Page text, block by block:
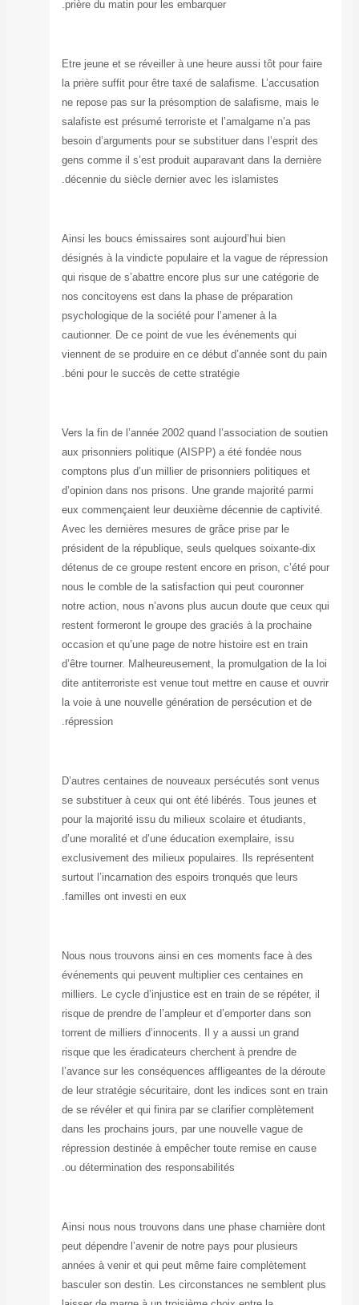
Etre jeune et se
la prière suffit
ne repose pas
salafiste est
besoin
gens comme il
Ainsi les boucs
désignés à la
qui risque de
nos concitoyens
cautionner. De
viennent de se
Vers la fin de
aux prisonniers
comptons plus
d’opinion dans
eux
Avec les
président de la
détenus de ce
nous le comble
notre action,
restent
occasion et
d’être tourner.
dite
la voie à une
D’autres
se substituer à
pour la majorité
d’une moralité
exclusivement
surtout
Nous nous
événements qui
milliers. Le
risque de
torrent de
risque que les
l’avance sur
de leur stratégie
de se révéler et
dans les
répression
Ainsi nous nous
peut dépendre
années à venir
basculer son